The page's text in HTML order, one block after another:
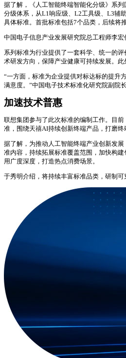
据了解，《人工智能终端智能化分级》系
分级体系，从L1响应级、L2工具级、L3辅
具体标准。首批标准包括7个品类，后续将
中国电子信息产业发展研究院总工程师李
系列标准为行业提供了一套科学、统一的
术研发方向，保障产业健康可持续发展。
“一方面，标准为企业提供对标达标的提升
满意度。”中国电子技术标准化研究院副院长
加速技术普惠
联想集团参与了此次标准的编制工作。目
准，围绕天禧AI持续创新终端产品，打磨
据了解，为推动人工智能终端产业创新发
准内容，持续拓展标准覆盖范围，加快构
用广度深度，打造热点消费场景。
于秀明介绍，将持续丰富标准品类，研制